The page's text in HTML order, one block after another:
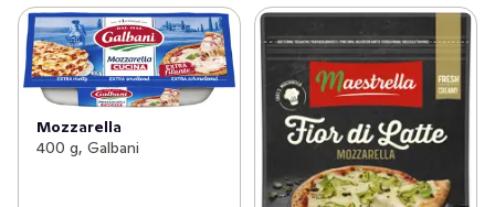
Mozzarella
400 g, Galbani